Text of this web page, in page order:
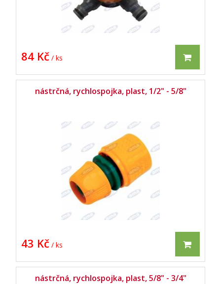
84 Kč / ks
nástrčná, rychlospojka, plast, 1/2" - 5/8"
43 Kč / ks
nástrčná, rychlospojka, plast, 5/8" - 3/4"